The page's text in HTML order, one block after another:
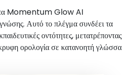
τα Momentum Glow AI
Αυτό το πλέγμα συνδέει τα
οντότητες, μετατρέποντας
ορολογία σε κατανοητή γλώσσα